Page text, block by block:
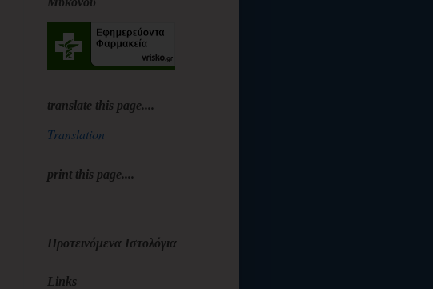
translate this page....
Translation
print this page....
Προτεινόμενα Ιστολόγια
Links